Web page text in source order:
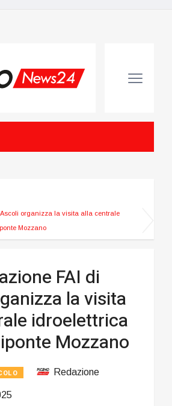
Ascoli organizza la visita alla centrale
Mozzano
FAI di
la visita
idroelettrica
Mozzano
Redazione